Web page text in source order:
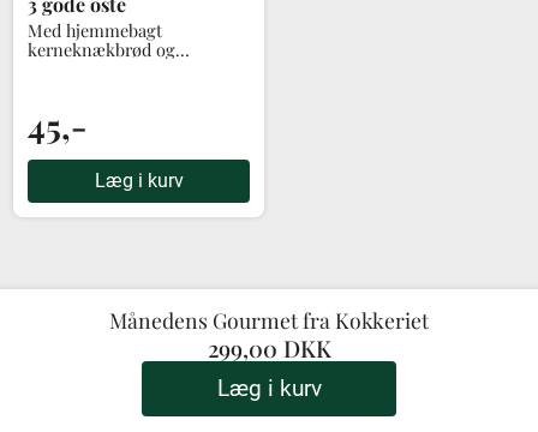
Med hjemmebagt
kerneknækbrød og
45,-
Læg i kurv
Månedens Gourmet fra Kokkeriet
299,00 DKK
Læg i kurv